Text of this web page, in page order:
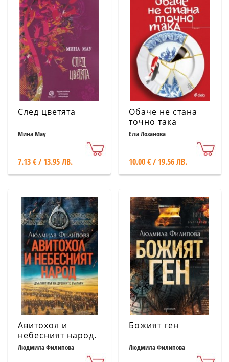
След цветята
Мина Мау
7.13 € / 13.95 ЛВ.
Обаче не стана
точно така
Ели Лозанова
10.00 € / 19.56 ЛВ.
Авитохол и
небесният народ.
Дългият път на
древните българи
Людмила Филипова
Божият ген
Людмила Филипова